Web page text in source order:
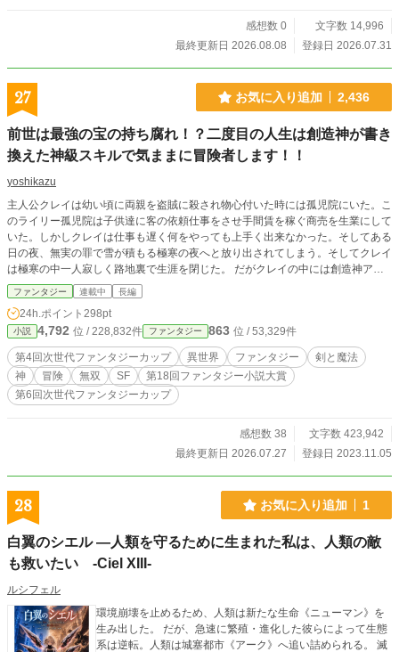
つの決断を迫られる。それは場合によっては自らの『死』の
感想数 0
文字数 14,996
最終更新日 2026.08.08
登録日 2026.07.31
27 お気に入り追加 2,436
前世は最強の宝の持ち腐れ！？二度目の人生は創造神が書き
換えた神級スキルで気ままに冒険者します！！
yoshikazu
主人公クレイは幼い頃に両親を盗賊に殺され物心付いた時には孤児院にいた。こ
のライリー孤児院は子供達に客の依頼仕事をさせ手間賃を稼ぐ商売を生業にして
いた。しかしクレイは仕事も遅く何をやっても上手く出来なかった。そしてある
日の夜、無実の罪で雪が積もる極寒の夜へと放り出されてしまう。そしてクレイ
は極寒の中一人寂しく路地裏で生涯を閉じた。 だがクレイの中には創造神アル
フェリアが創造した神の称号とスキルが眠っていた。しかし創造神アルフェリア
の手違いで神のスキルが使いたくても使えなかったのだ。 創造神アルフェリ
アはクレイの魂を呼び寄せお詫びに神の称号とスキルを書き換える。それは経験
したスキルを自分のものに出来るものであった。 そしてクレイは元居た世界
に転生しゼノアとして二度目の人生を始める。ここから前世での惨めな人生を振
り払うように神級スキルを引っ提げて冒険者として突き進む少年ゼノアの物語が
始まる。
ファンタジー 連載中 長編
24h.ポイント 298pt
小説 4,792 位 / 228,832件 ファンタジー 863 位 / 53,329件
第4回次世代ファンタジーカップ 異世界 ファンタジー
剣と魔法
神
冒険 無双 SF
第18回ファンタジー小説大賞
第6回次世代ファンタジーカップ
感想数 38
文字数 423,942
最終更新日 2026.07.27
登録日 2023.11.05
28 お気に入り追加 1
白翼のシエル ―人類を守るために生まれた私は、人類の敵
も救いたい -Ciel XIII-
ルシフェル
環境崩壊を止めるため、人類は新たな生命《ニューマン》を
生み出した。 だが、急速に繁殖・進化した彼らによって生態
系は逆転。人類は城塞都市《アーク》へ追い詰められる。 滅